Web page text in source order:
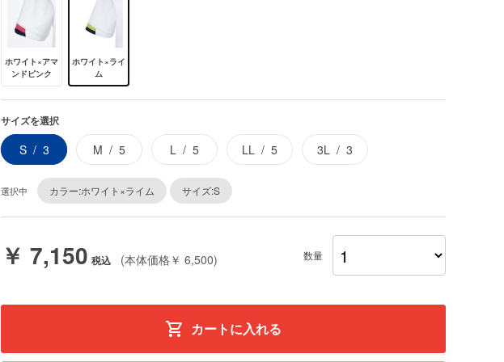
ホワイト×アマ
ンドピンク
ホワイト×ライ
ム
サイズを選択
S 3 M 5 L 5 LL 5 3L 3
選択中 カラー:ホワイト×ライム サイズ:S
￥ 7,150 (本体価格￥ 6,500) 数量
カートに入れる